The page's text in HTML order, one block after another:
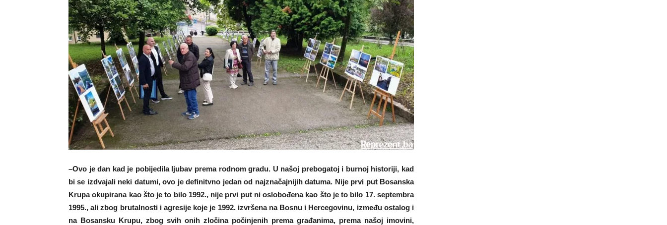
–Ovo je dan kad je pobijedila ljubav prema rodnom gradu. U našoj prebogatoj i burnoj historiji, kad
bi se izdvajali neki datumi, ovo je definitvno jedan od najznačajnijih datuma. Nije prvi put Bosanska
Krupa okupirana kao što je to bilo 1992., nije prvi put ni oslobođena kao što je to bilo 17. septembra
1995., ali zbog brutalnosti i agresije koje je 1992. izvršena na Bosnu i Hercegovinu, između ostalog i
na Bosansku Krupu, zbog svih onih zločina počinjenih prema građanima, prema našoj imovini,